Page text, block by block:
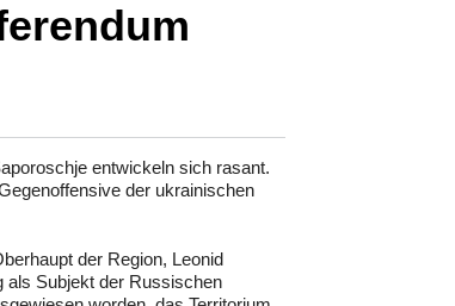
entwickeln sich rasant.
der ukrainischen
der Region, Leonid
als Subjekt der Russischen